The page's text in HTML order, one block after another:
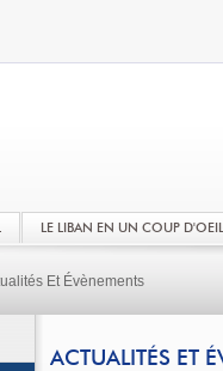
LE LIBAN EN UN COUP D'OEIL
Et Évènements
ACTUALITÉS ET